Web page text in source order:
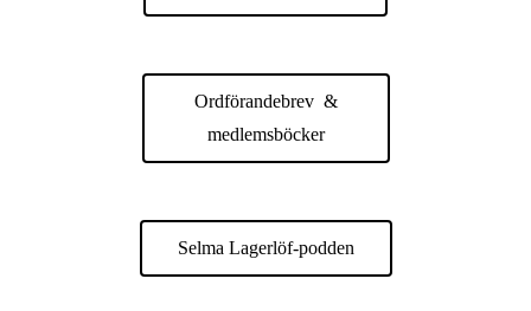
Ordförandebrev &
medlemsböcker
Selma Lagerlöf-podden